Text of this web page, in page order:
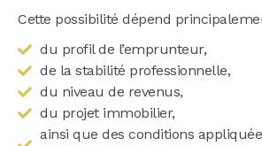
Cette possibilité dépend
du profil de l’emprunteur,
de la stabilité professionnelle,
du niveau de revenus,
du projet immobilier,
ainsi que des conditions